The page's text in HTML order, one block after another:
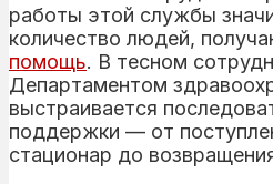
работы этой службы
количество людей,
помощь. В тесном
Департаментом
выстраивается
поддержки — от
стационар до